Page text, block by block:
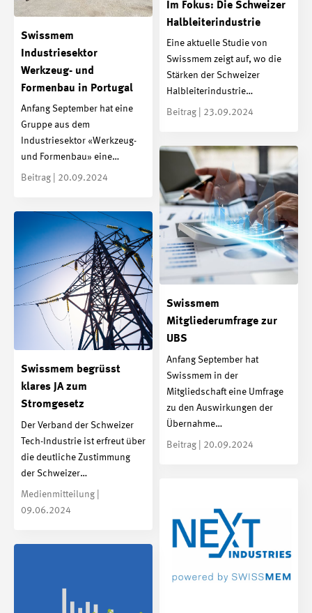
Im Fokus: Die Schweizer
Halbleiterindustrie
Eine aktuelle Studie von
Swissmem zeigt auf, wo die
Stärken der Schweizer
Halbleiterindustrie…
Beitrag | 23.09.2024
Swissmem
Industriesektor
Werkzeug- und
Formenbau in Portugal
Anfang September hat eine
Gruppe aus dem
Industriesektor «Werkzeug-
und Formenbau» eine…
Beitrag | 20.09.2024
Swissmem
Mitgliederumfrage zur
UBS
Anfang September hat
Swissmem in der
Mitgliedschaft eine Umfrage
zu den Auswirkungen der
Übernahme…
Beitrag | 20.09.2024
Swissmem begrüsst
klares JA zum
Stromgesetz
Der Verband der Schweizer
Tech-Industrie ist erfreut über
die deutliche Zustimmung
der Schweizer…
Medienmitteilung |
09.06.2024